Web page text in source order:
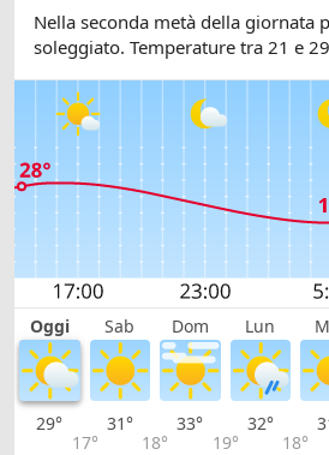
Nella seconda metà della giornata
soleggiato. Temperature tra 21 e
Oggi Sab Dom Lun
29°
17°
31°
18°
33°
19°
32°
18°